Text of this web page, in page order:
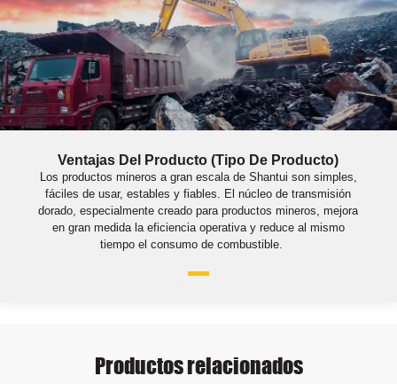
Ventajas Del Producto (tipo De Producto)
Los productos mineros a gran escala de Shantui son simples,
fáciles de usar, estables y fiables. El núcleo de transmisión
dorado, especialmente creado para productos mineros, mejora
en gran medida la eficiencia operativa y reduce al mismo
tiempo el consumo de combustible.
Productos relacionados